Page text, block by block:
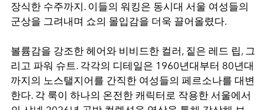
장식한 수주까지. 이들의 워킹은 동시대 서울 여성들의
군상을 그려내며 쇼의 몰입감을 더욱 끌어올렸다.
볼륨감을 강조한 헤어와 비비드한 컬러, 짙은 레드 립, 그
리고 파워 슈트. 각각의 디테일은 1960년대부터 80년대
까지의 노스탤지어를 간직한 여성들의 페르소나를 대변
한다. 각 룩이 하나의 온전한 캐릭터로 작용한 서울에서